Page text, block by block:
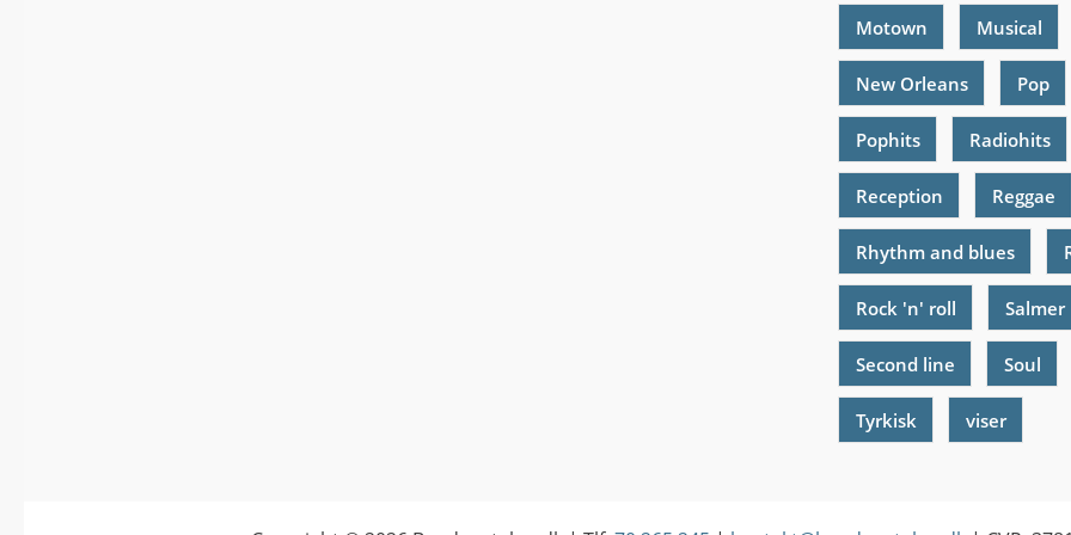
Motown Musical
New Orleans Pop
Pophits Radiohits
Reception Reggae
Rhythm and blues
Rock 'n' roll Salmer
Second line Soul
Tyrkisk viser